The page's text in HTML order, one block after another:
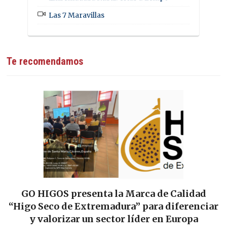
Las 7 Maravillas
Te recomendamos
GO HIGOS presenta la Marca de Calidad
“Higo Seco de Extremadura” para diferenciar
y valorizar un sector líder en Europa